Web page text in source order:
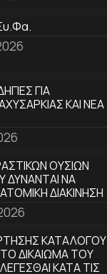
ΓΙΑ
ΚΑΙ ΝΕΑ
ΟΥΣΙΩΝ
ΝΑ
ΔΙΑΚΙΝΗΣΗ
ΚΑΤΑΛΟΓΟΥ
ΔΙΚΑΙΩΜΑ ΤΟΥ
ΚΑΤΑ ΤΙΣ